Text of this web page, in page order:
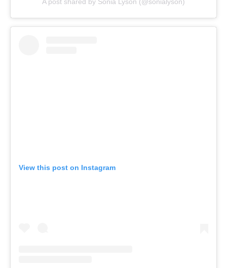
A post shared by Sonia Lyson (@sonialyson)
View this post on Instagram